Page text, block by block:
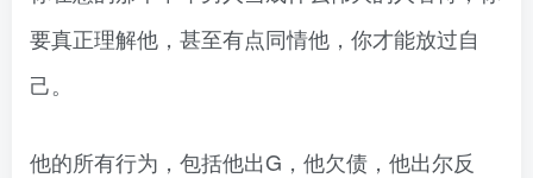
要真正理解他，甚至有点同情他，你才能放过自
己。
他的所有行为，包括他出G，他欠债，他出尔反